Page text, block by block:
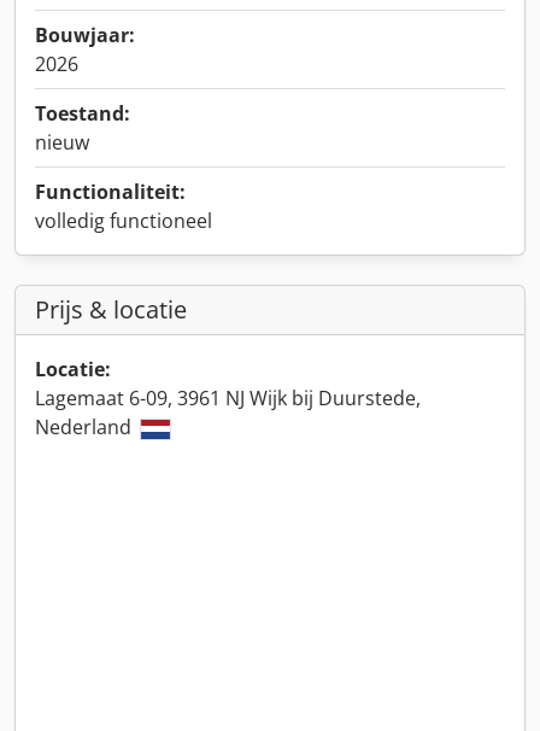
Bouwjaar:
2026
Toestand:
nieuw
Functionaliteit:
volledig functioneel
Prijs & locatie
Locatie:
Lagemaat 6-09, 3961 NJ Wijk bij Duurstede,
Nederland